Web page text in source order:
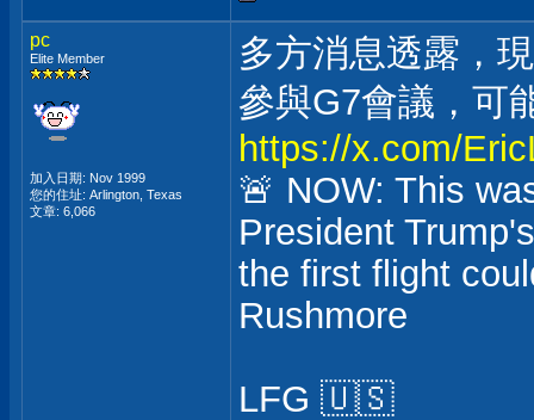
pc
Elite Member
加入日期: Nov 1999
您的住址: Arlington, Texas
文章: 6,066
多方消息透露，
參與G7會議，可
https://x.com/
🚨 NOW: This
President
the first flight
Rushmore
LFG 🇺🇸